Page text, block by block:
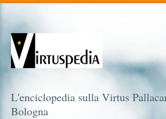
L'enciclopedia sulla Virtus
Bologna